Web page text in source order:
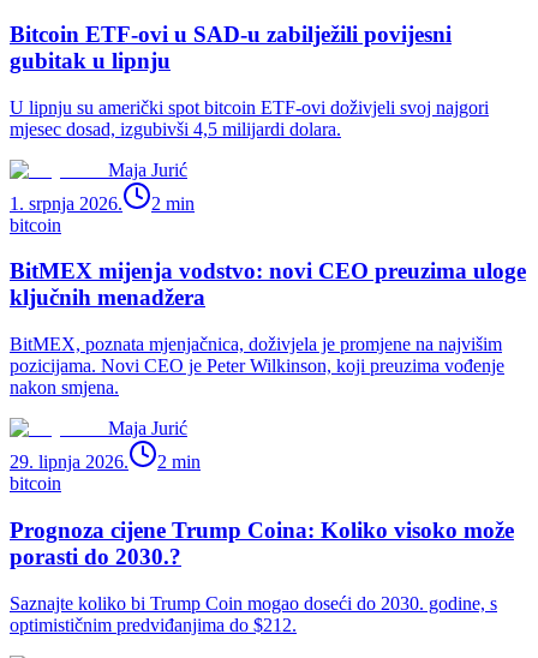
Bitcoin ETF-ovi u SAD-u zabilježili povijesni
gubitak u lipnju
U lipnju su američki spot bitcoin ETF-ovi doživjeli svoj najgori
mjesec dosad, izgubivši 4,5 milijardi dolara.
Maja Jurić
1. srpnja 2026.
2 min
bitcoin
BitMEX mijenja vodstvo: novi CEO preuzima uloge
ključnih menadžera
BitMEX, poznata mjenjačnica, doživjela je promjene na najvišim
pozicijama. Novi CEO je Peter Wilkinson, koji preuzima vođenje
nakon smjena.
Maja Jurić
29. lipnja 2026.
2 min
bitcoin
Prognoza cijene Trump Coina: Koliko visoko može
porasti do 2030.?
Saznajte koliko bi Trump Coin mogao doseći do 2030. godine, s
optimističnim predviđanjima do $212.